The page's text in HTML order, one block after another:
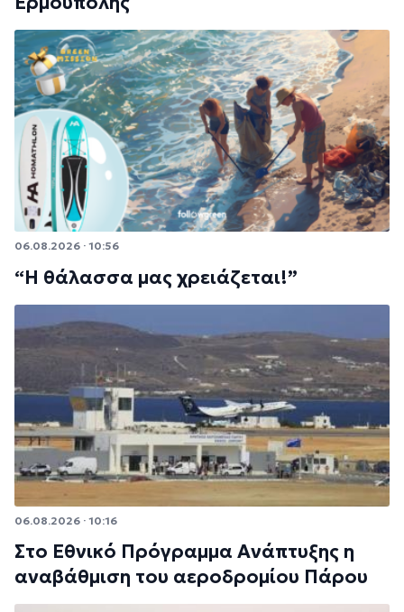
06.08.2026 · 10:56
“Η θάλασσα μας χρειάζεται!”
06.08.2026 · 10:16
Στο Εθνικό Πρόγραμμα Ανάπτυξης η
αναβάθμιση του αεροδρομίου Πάρου